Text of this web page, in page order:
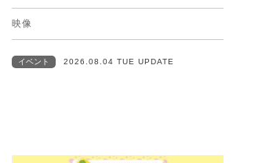
映像
イベント 2026.08.04 TUE UPDATE